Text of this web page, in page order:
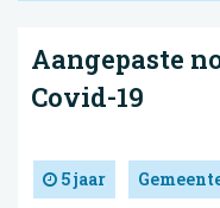
Aangepaste
Covid-19
5 jaar